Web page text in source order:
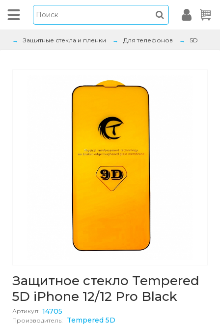
Защитные стекла и пленки Для телефонов 5D
Защитное стекло Tempered
5D iPhone 12/12 Pro Black
Артикул: 14705
Производитель: Tempered 5D